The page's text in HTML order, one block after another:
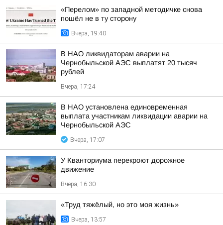
«Перелом» по западной методичке снова
пошёл не в ту сторону
Вчера, 19:40
В НАО ликвидаторам аварии на
Чернобыльской АЭС выплатят 20 тысяч
рублей
Вчера, 17:24
В НАО установлена единовременная
выплата участникам ликвидации аварии на
Чернобыльской АЭС
Вчера, 17:07
У Кванториума перекроют дорожное
движение
Вчера, 16:30
«Труд тяжёлый, но это моя жизнь»
Вчера, 13:57